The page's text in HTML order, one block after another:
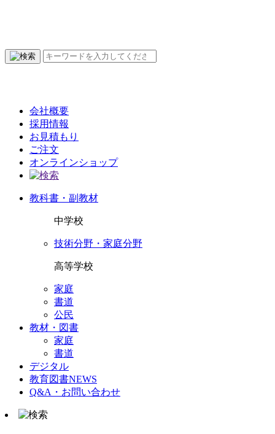
会社概要
採用情報
お見積もり
ご注文
オンラインショップ
教科書・副教材
中学校
技術分野・家庭分野
高等学校
家庭
書道
公民
教材・図書
家庭
書道
デジタル
教育図書NEWS
Q&A・お問い合わせ